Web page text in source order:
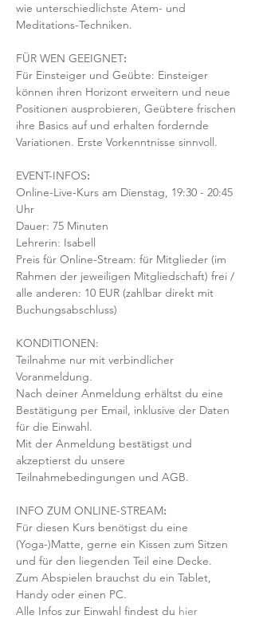
wie unterschiedlichste Atem- und
Meditations-Techniken.
FÜR WEN GEEIGNET:
Für Einsteiger und Geübte: Einsteiger
können ihren Horizont erweitern und neue
Positionen ausprobieren, Geübtere frischen
ihre Basics auf und erhalten fordernde
Variationen. Erste Vorkenntnisse sinnvoll.
EVENT-INFOS:
Online-Live-Kurs am Dienstag, 19:30 - 20:45
Uhr
Dauer: 75 Minuten
Lehrerin: Isabell
Preis für Online-Stream: für Mitglieder (im
Rahmen der jeweiligen Mitgliedschaft) frei /
alle anderen: 10 EUR (zahlbar direkt mit
Buchungsabschluss)
KONDITIONEN:
Teilnahme nur mit verbindlicher
Voranmeldung.
Nach deiner Anmeldung erhältst du eine
Bestätigung per Email, inklusive der Daten
für die Einwahl.
Mit der Anmeldung bestätigst und
akzeptierst du unsere
Teilnahmebedingungen und AGB.
INFO ZUM ONLINE-STREAM:
Für diesen Kurs benötigst du eine
(Yoga-)Matte, gerne ein Kissen zum Sitzen
und für den liegenden Teil eine Decke.
Zum Abspielen brauchst du ein Tablet,
Handy oder einen PC.
Alle Infos zur Einwahl findest du hier